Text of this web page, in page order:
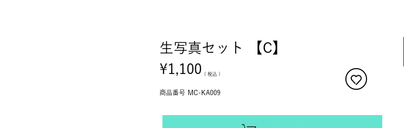
生写真セット 【C】
¥1,100 税込
商品番号 MC-KA009